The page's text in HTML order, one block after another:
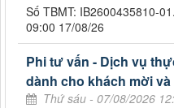
Số TBMT: IB2600435810-
09:00 17/08/26
Phi tư vấn - Dịch vụ
dành cho khách mời
Thứ sáu - 07/08/2026